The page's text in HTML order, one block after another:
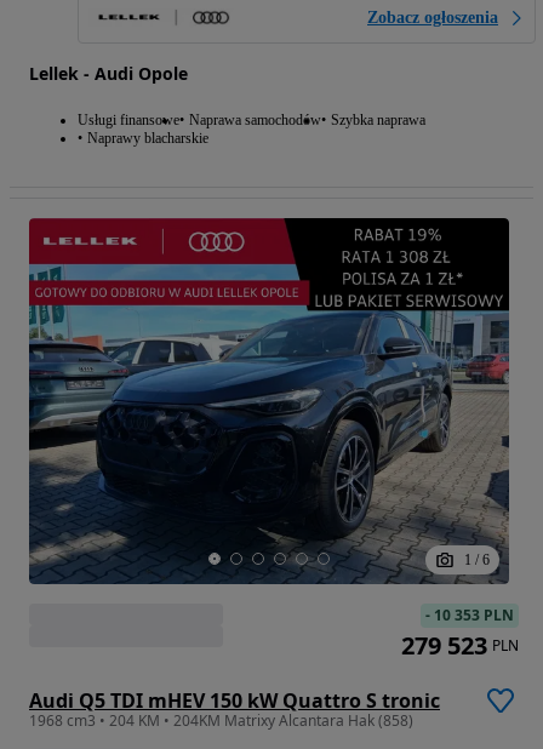
Zobacz ogłoszenia
Lellek - Audi Opole
Usługi finansowe Naprawa samochodów Szybka naprawa
Naprawy blacharskie
1 / 6
Audi Q5 TDI mHEV 150 kW Quattro S tronic
1968 cm3 • 204 KM • 204KM Matrixy Alcantara Hak (858)
- 10 353 PLN
279 523 PLN